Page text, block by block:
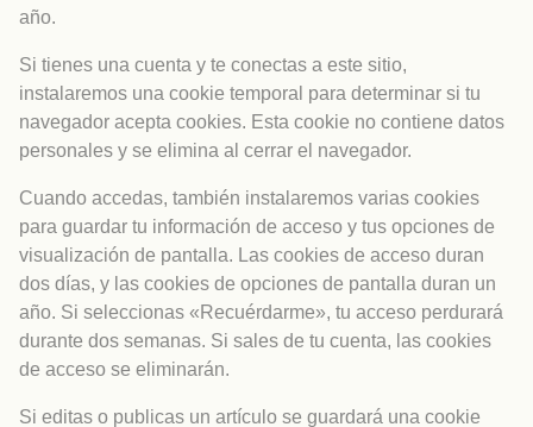
año.
Si tienes una cuenta y te conectas a este sitio,
instalaremos una cookie temporal para determinar si tu
navegador acepta cookies. Esta cookie no contiene datos
personales y se elimina al cerrar el navegador.
Cuando accedas, también instalaremos varias cookies
para guardar tu información de acceso y tus opciones de
visualización de pantalla. Las cookies de acceso duran
dos días, y las cookies de opciones de pantalla duran un
año. Si seleccionas «Recuérdarme», tu acceso perdurará
durante dos semanas. Si sales de tu cuenta, las cookies
de acceso se eliminarán.
Si editas o publicas un artículo se guardará una cookie